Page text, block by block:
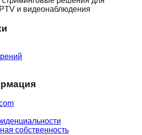
и видеонаблюдения
собственность